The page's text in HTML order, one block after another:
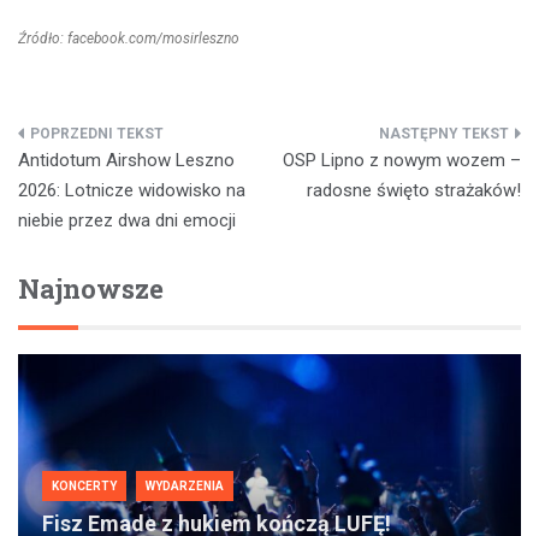
Źródło: facebook.com/mosirleszno
Nawigacja
wpisu
Antidotum Airshow Leszno
2026: Lotnicze widowisko na
niebie przez dwa dni emocji
OSP Lipno z nowym wozem –
radosne święto strażaków!
Najnowsze
KONCERTY WYDARZENIA
Fisz Emade z hukiem kończą LUFĘ!